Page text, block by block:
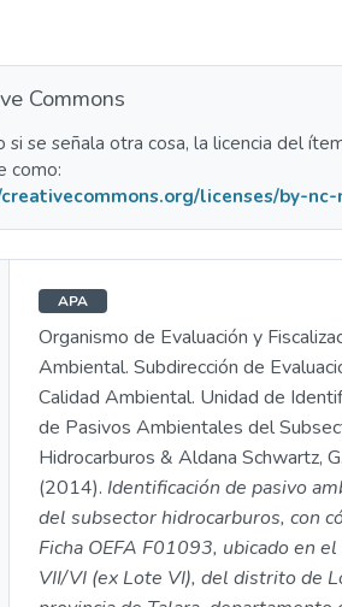
Commons
si se señala otra cosa, la licencia del
como:
licenses/by-nc-
APA
Organismo de Evaluación y
Ambiental. Subdirección de
Calidad Ambiental. Unidad de
de Pasivos Ambientales del
Hidrocarburos & Aldana Schwartz,
(2014). Identificación de pasivo
del subsector hidrocarburos, con
Ficha OEFA F01093, ubicado en
VII/VI (ex Lote VI), del distrito de